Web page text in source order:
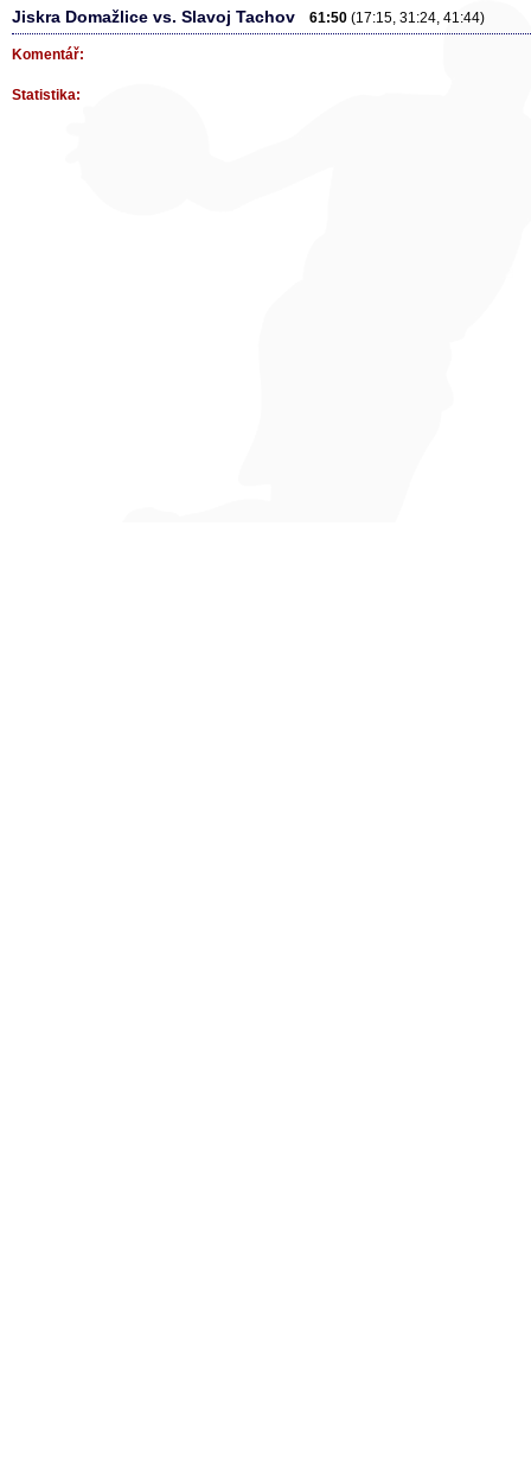
Jiskra Domažlice vs. Slavoj Tachov 61:50 (17:15, 31:24, 41:44)
Komentář:
Statistika: